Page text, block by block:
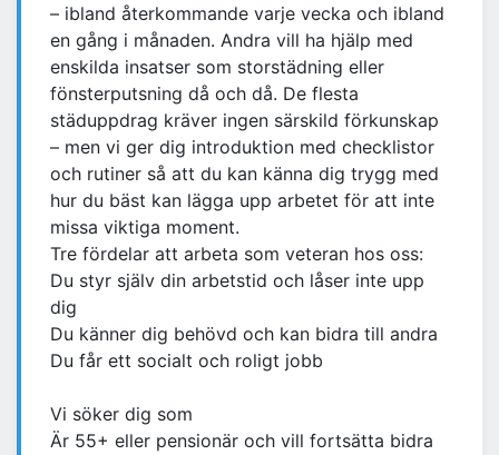
– ibland återkommande varje vecka och ibland
en gång i månaden. Andra vill ha hjälp med
enskilda insatser som storstädning eller
fönsterputsning då och då. De flesta
städuppdrag kräver ingen särskild förkunskap
– men vi ger dig introduktion med checklistor
och rutiner så att du kan känna dig trygg med
hur du bäst kan lägga upp arbetet för att inte
missa viktiga moment.
Tre fördelar att arbeta som veteran hos oss:
Du styr själv din arbetstid och låser inte upp
dig
Du känner dig behövd och kan bidra till andra
Du får ett socialt och roligt jobb
Vi söker dig som
Är 55+ eller pensionär och vill fortsätta bidra